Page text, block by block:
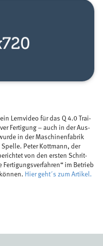
Lern­vi­deo für das Q 4.0 Trai­
Fer­ti­gung – auch in der Aus­
in der Ma­schi­nen­fa­brik
Pe­ter Kott­mann, der
von den ers­ten Schrit­
im Be­trieb
Hier geht´s zum Artikel.